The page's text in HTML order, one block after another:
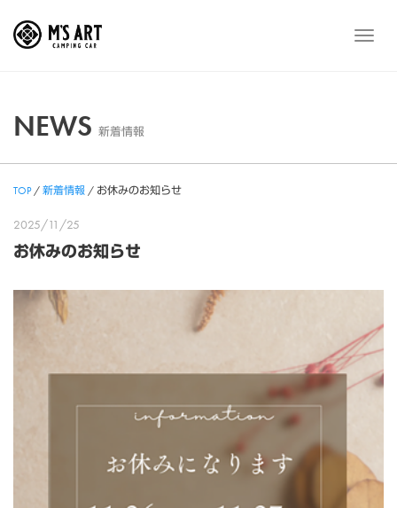
メ
NEWS 新着情報
TOP/新着情報 / お休みのお知らせ
2025/11/25
お休みのお知らせ